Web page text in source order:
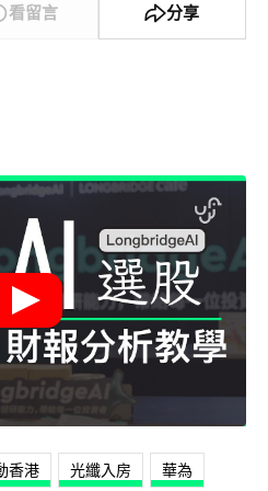
看留言 分享
香港 光纖入房 華為